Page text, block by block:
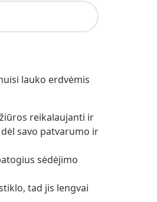
lauko erdvėmis
reikalaujanti ir
savo patvarumo ir
sėdėjimo
tad jis lengvai